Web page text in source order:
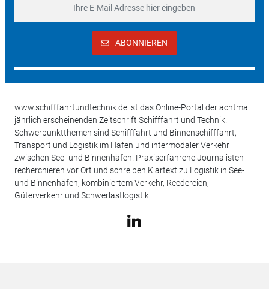
ABONNIEREN
www.schifffahrtundtechnik.de ist das Online-Portal der achtmal
jährlich erscheinenden Zeitschrift Schifffahrt und Technik.
Schwerpunktthemen sind Schifffahrt und Binnenschifffahrt,
Transport und Logistik im Hafen und intermodaler Verkehr
zwischen See- und Binnenhäfen. Praxiserfahrene Journalisten
recherchieren vor Ort und schreiben Klartext zu Logistik in See-
und Binnenhäfen, kombiniertem Verkehr, Reedereien,
Güterverkehr und Schwerlastlogistik.